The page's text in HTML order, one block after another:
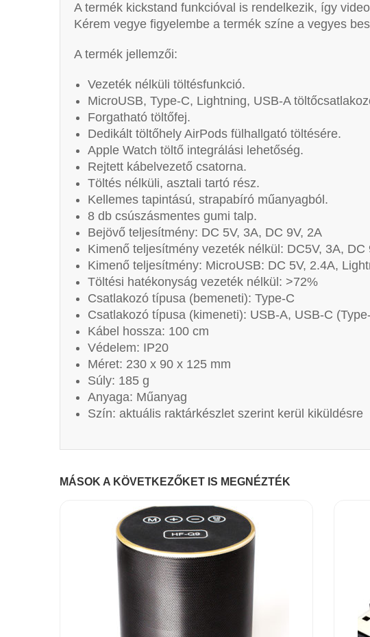
A termék kickstand funkcióval is rendelkezik, így
Kérem vegye figyelembe a termék színe a vegyes
A termék jellemzői:
Vezeték nélküli töltésfunkció.
MicroUSB, Type-C, Lightning, USB-A
Forgatható töltőfej.
Dedikált töltőhely AirPods fülhallgató töltésére.
Apple Watch töltő integrálási lehetőség.
Rejtett kábelvezető csatorna.
Töltés nélküli, asztali tartó rész.
Kellemes tapintású, strapabíró műanyagból.
8 db csúszásmentes gumi talp.
Bejövő teljesítmény: DC 5V, 3A, DC 9V, 2A
Kimenő teljesítmény vezeték nélkül: DC5V, 3A, DC
Kimenő teljesítmény: MicroUSB: DC 5V, 2.4A,
Töltési hatékonyság vezeték nélkül: >72%
Csatlakozó típusa (bemeneti): Type-C
Csatlakozó típusa (kimeneti): USB-A, USB-C
Kábel hossza: 100 cm
Védelem: IP20
Méret: 230 x 90 x 125 mm
Súly: 185 g
Anyaga: Műanyag
Szín: aktuális raktárkészlet szerint kerül kiküldésre
MÁSOK A KÖVETKEZŐKET IS MEGNÉZTÉK